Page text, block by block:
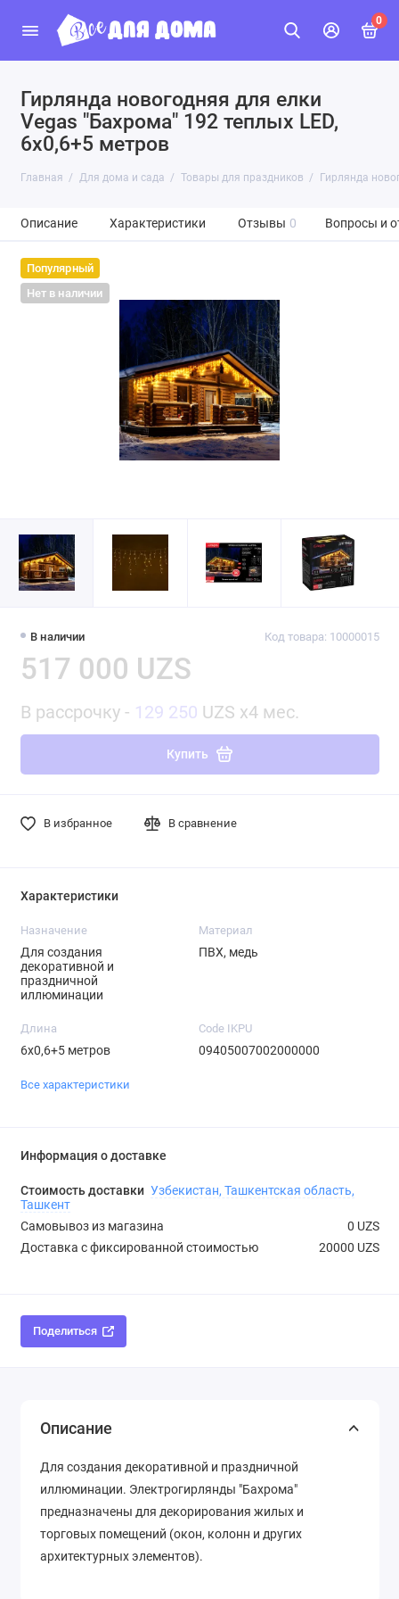
0
Гирлянда новогодняя для елки
Vegas "Бахрома" 192 теплых LED,
6х0,6+5 метров
Главная Для дома и сада Товары для праздников Гирлянда
Описание Характеристики Отзывы 0 Вопросы и
Популярный
Нет в наличии
В наличии Код товара: 10000015
517 000 UZS
В рассрочку - 129 250 UZS x4 мес.
Купить
В избранное В сравнение
Характеристики
Назначение
Для создания
декоративной и
праздничной
иллюминации
Материал
ПВХ, медь
Длина
6х0,6+5 метров
Code IKPU
09405007002000000
Все характеристики
Информация о доставке
Стоимость доставки Узбекистан, Ташкентская область,
Ташкент
Самовывоз из магазина
0 UZS
Доставка с фиксированной стоимостью
20000 UZS
Поделиться
Описание
Для создания декоративной и праздничной
иллюминации. Электрогирлянды "Бахрома"
предназначены для декорирования жилых и
торговых помещений (окон, колонн и других
архитектурных элементов).